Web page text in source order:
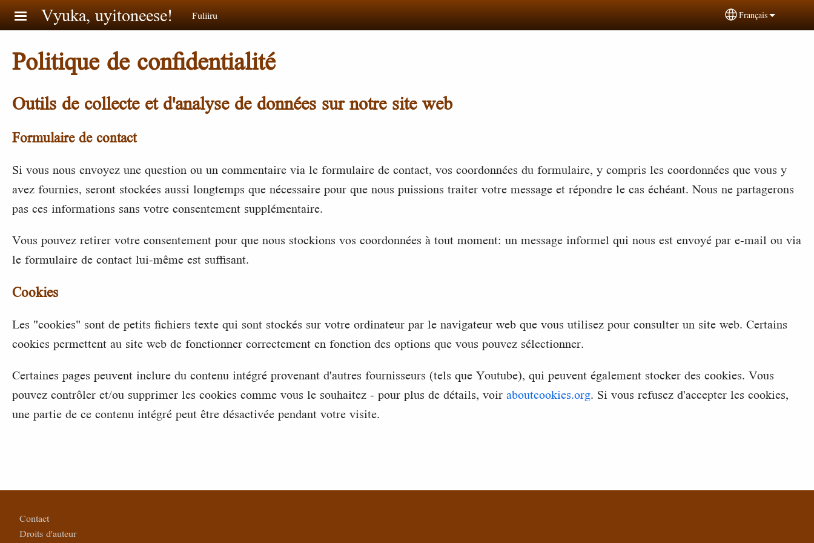
Aller au contenu principal
Vyuka, uyitoneese! Fuliiru Select your
Français
Politique de confidentialité
Outils de collecte et d'analyse de données sur notre site web
Formulaire de contact
Si vous nous envoyez une question ou un commentaire via le formulaire de contact, vos coordonnées du formulaire, y compris les coordonnées que vous y
avez fournies, seront stockées aussi longtemps que nécessaire pour que nous puissions traiter votre message et répondre le cas échéant. Nous ne partagerons
pas ces informations sans votre consentement supplémentaire.
Vous pouvez retirer votre consentement pour que nous stockions vos coordonnées à tout moment: un message informel qui nous est envoyé par e-mail ou via
le formulaire de contact lui-même est suffisant.
Cookies
Les "cookies" sont de petits fichiers texte qui sont stockés sur votre ordinateur par le navigateur web que vous utilisez pour consulter un site web. Certains
cookies permettent au site web de fonctionner correctement en fonction des options que vous pouvez sélectionner.
Certaines pages peuvent inclure du contenu intégré provenant d'autres fournisseurs (tels que Youtube), qui peuvent également stocker des cookies. Vous
pouvez contrôler et/ou supprimer les cookies comme vous le souhaitez - pour plus de détails, voiraboutcookies.org. Si vous refusez d'accepter les cookies,
une partie de ce contenu intégré peut être désactivée pendant votre visite.
Contact
Droits d'auteur